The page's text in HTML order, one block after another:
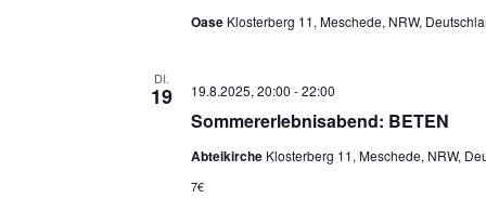
Oase Klosterberg 11, Meschede, NRW,
DI.
19
Sommererlebnisabend: BETEN
19.8.2025, 20:00 -22:00
Abteikirche Klosterberg 11, Meschede, NRW,
7€